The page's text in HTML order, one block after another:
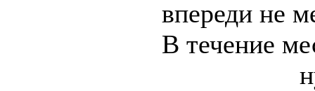
впереди не
В течение